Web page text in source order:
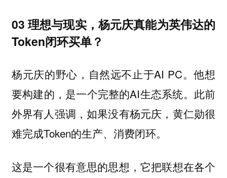
03 理想与现实，杨元庆真能为英伟达的
Token闭环买单？
杨元庆的野心，自然远不止于AI PC。他想
要构建的，是一个完整的AI生态系统。此前
外界有人强调，如果没有杨元庆，黄仁勋很
难完成Token的生产、消费闭环。
这是一个很有意思的思想，它把联想在各个